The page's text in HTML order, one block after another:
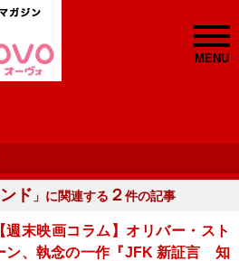
MENU
ド 」に関連する ２件の記事
【週末映画コラム】オリバー・スト
ン、執念の一作『JFK 新証言 知